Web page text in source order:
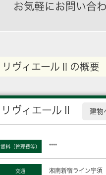
お気軽にお問い合
リヴィエールⅡの概要
リヴィエールⅡ 建物
賃料（管理費等） ****
交通 湘南新宿ライン宇須